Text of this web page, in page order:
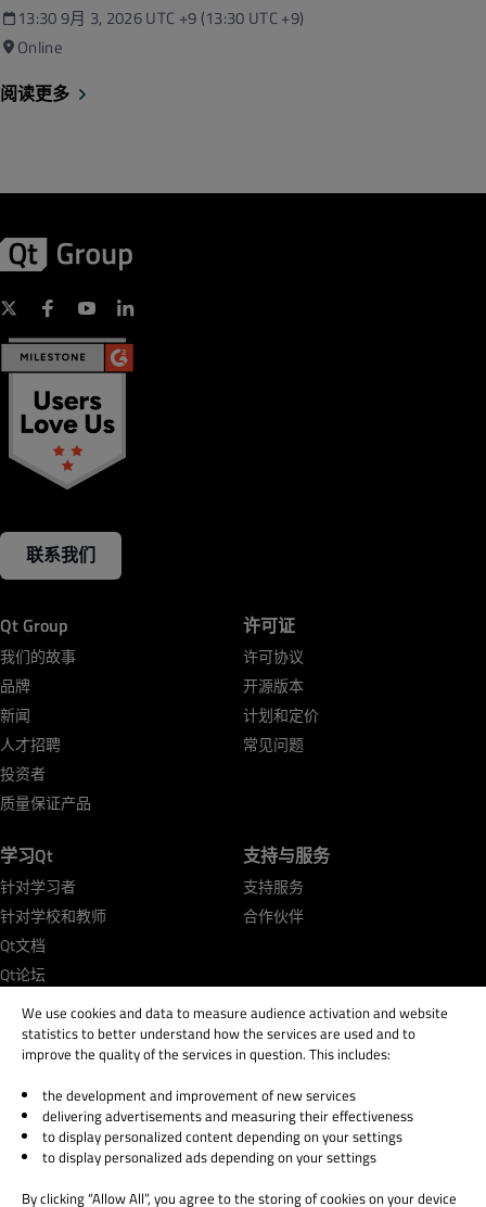
13:30 9月 3, 2026 UTC +9 (13:30 UTC +9)
Online
阅读更多
联系我们
Qt Group
我们的故事
品牌
新闻
人才招聘
投资者
质量保证产品
许可证
许可协议
开源版本
计划和定价
常见问题
学习Qt
针对学习者
针对学校和教师
Qt文档
Qt论坛
支持与服务
支持服务
合作伙伴
© 2026 The Qt Company
Legal Notice
Privacy and Cookie Policy
We use cookies and data to measure audience activation and website
statistics to better understand how the services are used and to
improve the quality of the services in question. This includes:
the development and improvement of new services
delivering advertisements and measuring their effectiveness
to display personalized content depending on your settings
to display personalized ads depending on your settings
By clicking “Allow All”, you agree to the storing of cookies on your device